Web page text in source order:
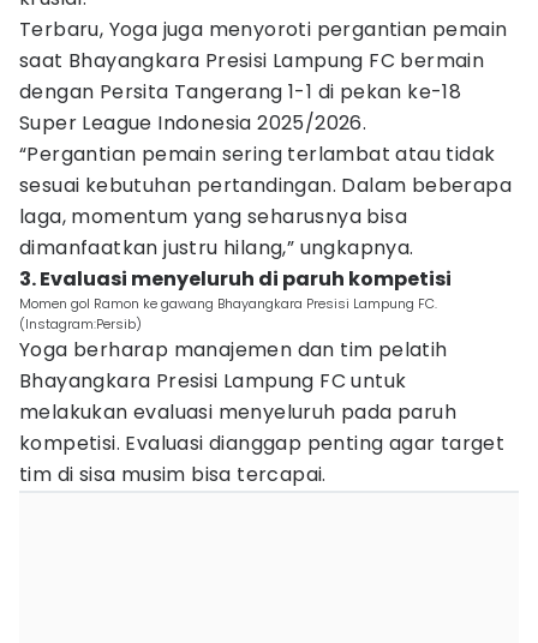
Terbaru, Yoga juga menyoroti pergantian pemain
saat Bhayangkara Presisi Lampung FC bermain
dengan Persita Tangerang 1-1 di pekan ke-18
Super League Indonesia 2025/2026.
“Pergantian pemain sering terlambat atau tidak
sesuai kebutuhan pertandingan. Dalam beberapa
laga, momentum yang seharusnya bisa
dimanfaatkan justru hilang,” ungkapnya.
3. Evaluasi menyeluruh di paruh kompetisi
Momen gol Ramon ke gawang Bhayangkara Presisi Lampung FC.
(Instagram:Persib)
Yoga berharap manajemen dan tim pelatih
Bhayangkara Presisi Lampung FC untuk
melakukan evaluasi menyeluruh pada paruh
kompetisi. Evaluasi dianggap penting agar target
tim di sisa musim bisa tercapai.